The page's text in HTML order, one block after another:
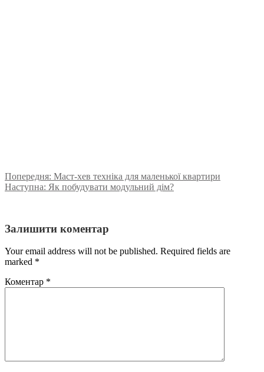
Попередня: Маст-хев техніка для маленької квартири
Наступна: Як побудувати модульний дім?
Залишити коментар
Your email address will not be published. Required fields are
marked *
Коментар *